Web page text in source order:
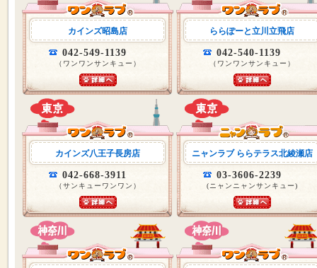
カインズ昭島店
042-549-1139
（ワンワンサンキュー）
ららぽーと立川立飛店
042-540-1139
（ワンワンサンキュー）
カインズ八王子長房店
042-668-3911
（サンキューワンワン）
ニャンラブ ららテラス北綾瀬店
03-3606-2239
(ニャンニャンサンキュー)